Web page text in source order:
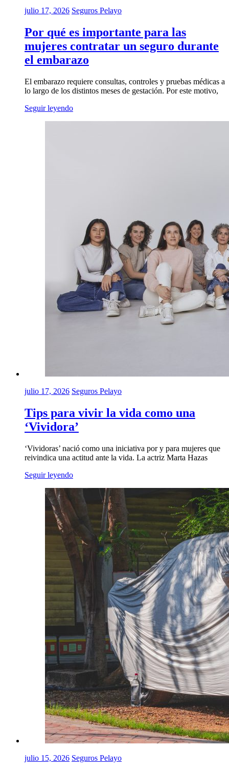
julio 17, 2026 Seguros Pelayo
Por qué es importante para las
mujeres contratar un seguro durante
el embarazo
El embarazo requiere consultas, controles y pruebas médicas a
lo largo de los distintos meses de gestación. Por este motivo,
Seguir leyendo
julio 17, 2026 Seguros Pelayo
Tips para vivir la vida como una
‘Vividora’
‘Vividoras’ nació como una iniciativa por y para mujeres que
reivindica una actitud ante la vida. La actriz Marta Hazas
Seguir leyendo
julio 15, 2026 Seguros Pelayo